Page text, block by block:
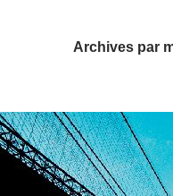
Archives par